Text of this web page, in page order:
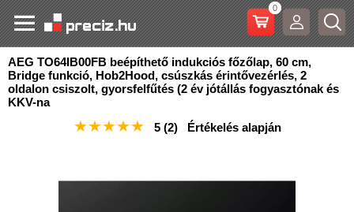
0
AEG TO64IB00FB beépíthető indukciós főzőlap, 60 cm,
Bridge funkció, Hob2Hood, csúszkás érintővezérlés, 2
oldalon csiszolt, gyorsfelfűtés (2 év jótállás fogyasztónak és
KKV-na
★★★★★ 5 (2)Értékelés alapján